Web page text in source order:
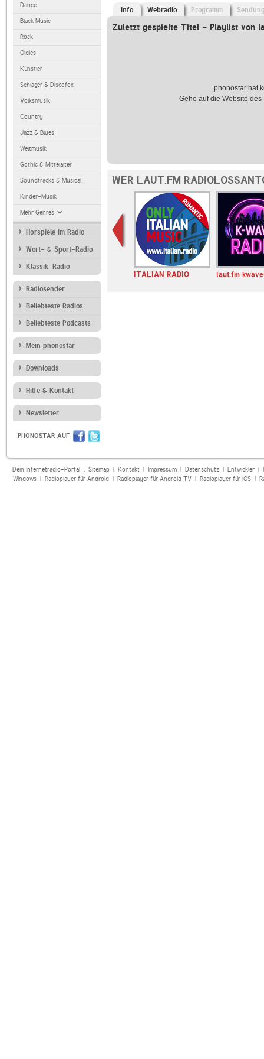
Dance
Black Music
Rock
Oldies
Künstler
Schlager & Discofox
Volksmusik
Country
Jazz & Blues
Weltmusik
Gothic & Mittelalter
Soundtracks & Musical
Kinder-Musik
Mehr Genres
Hörspiele im Radio
Wort- & Sport-Radio
Klassik-Radio
Radiosender
Beliebteste Radios
Beliebteste Podcasts
Mein phonostar
Downloads
Hilfe & Kontakt
Newsletter
PHONOSTAR AUF
Info Webradio Programm
Zuletzt gespielte Titel - Playlist von
phonostar hat
Gehe auf die Website des
WER LAUT.FM
Wies…
AFN 360 Internet
Radio Germany Bav…
ITALIAN RADIO laut.fm
Dein Internetradio-Portal : Sitemap| Kontakt| Impressum| Datenschutz| Entwickler|
Windows| Radioplayer für Android| Radioplayer für Android TV| Radioplayer für iOS|